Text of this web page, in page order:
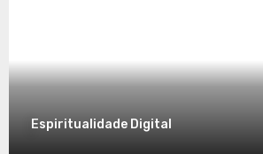
Espiritualidade Digital